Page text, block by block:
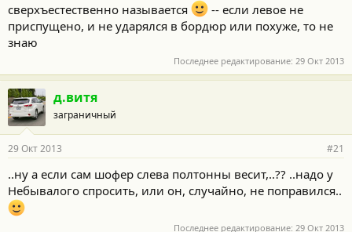
сверхъестественно называется
-- если левое не
приспущено, и не ударялся в бордюр или похуже, то не
знаю
Последнее редактирование: 29 Окт 2013
д.витя
заграничный
29 Окт 2013 #21
..ну а если сам шофер слева полтонны весит,..?? ..надо у
Небывалого спросить, или он, случайно, не поправился..
Последнее редактирование: 29 Окт 2013